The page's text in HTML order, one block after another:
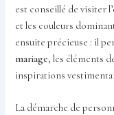
est conseillé de visiter
et les couleurs
ensuite précieuse : il
mariage, les éléments
inspirations
La démarche de